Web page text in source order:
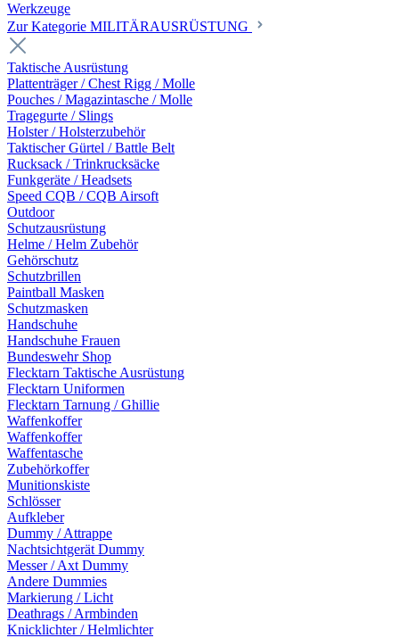
Werkzeuge
Zur Kategorie MILITÄRAUSRÜSTUNG
Taktische Ausrüstung
Plattenträger / Chest Rigg / Molle
Pouches / Magazintasche / Molle
Tragegurte / Slings
Holster / Holsterzubehör
Taktischer Gürtel / Battle Belt
Rucksack / Trinkrucksäcke
Funkgeräte / Headsets
Speed CQB / CQB Airsoft
Outdoor
Schutzausrüstung
Helme / Helm Zubehör
Gehörschutz
Schutzbrillen
Paintball Masken
Schutzmasken
Handschuhe
Handschuhe Frauen
Bundeswehr Shop
Flecktarn Taktische Ausrüstung
Flecktarn Uniformen
Flecktarn Tarnung / Ghillie
Waffenkoffer
Waffenkoffer
Waffentasche
Zubehörkoffer
Munitionskiste
Schlösser
Aufkleber
Dummy / Attrappe
Nachtsichtgerät Dummy
Messer / Axt Dummy
Andere Dummies
Markierung / Licht
Deathrags / Armbinden
Knicklichter / Helmlichter